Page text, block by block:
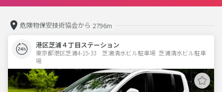
危険物保安技術協会から 2796m
港区芝浦４丁目ステーション
東京都港区芝浦4-15-33　芝浦清水ビル駐車場  芝浦清水ビル駐車
場